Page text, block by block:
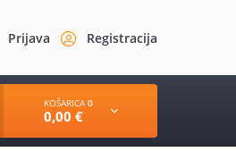
Prijava Registracija
KOŠARICA 0
0,00 €